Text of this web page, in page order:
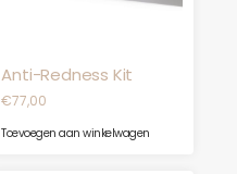
Anti-Redness Kit
€77,00
Toevoegen aan winkelwagen